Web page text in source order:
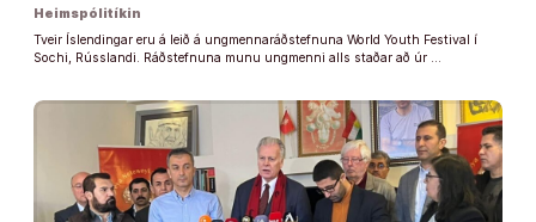
Heimspólitíkin
Tveir Íslendingar eru á leið á ungmennaráðstefnuna World Youth Festival í
Sochi, Rússlandi. Ráðstefnuna munu ungmenni alls staðar að úr …